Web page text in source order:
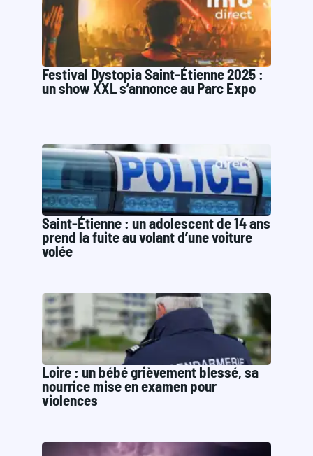
Festival Dystopia Saint-Étienne 2025 :
un show XXL s’annonce au Parc Expo
Saint-Étienne : un adolescent de 14 ans
prend la fuite au volant d’une voiture
volée
Loire : un bébé grièvement blessé, sa
nourrice mise en examen pour
violences